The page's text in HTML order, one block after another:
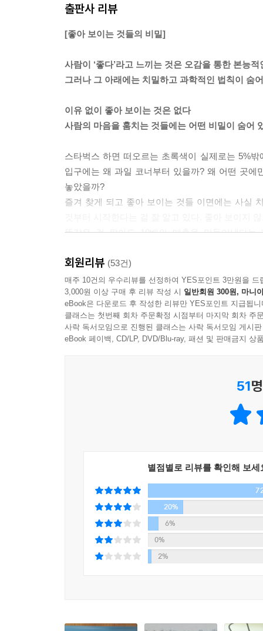
조명을 세심하게 준비했다. 조명 담당자가 직접
장했다.
76cm 효과는 이것으로 끝이 아니다. 조명이 낮아
기는 그곳에서 보낸 시간을 매우 행복하게 기억하
다시 가게를 찾게 해주는 가장 강력한 무기가 된다.
고객은 왼쪽을 많이 볼까, 오른쪽을 많이 볼까. 인
이미지나 선명하고 화려한 색상의 상품을 두고,
---「8장_물건을 갖고 싶게 만드는 16cm의 비밀」
눈에 비교하는 것이 가능해진다. 이런 과정을 통
---「8장_물건을 갖고 싶게 만드는 16cm의 비밀」
실제로 타인의 아픔과 불편함을 이해하는 것이 진
좌석이 그 대표적인 예다. 천장에만 있던 조명도
위에는 일어서서 책을 읽으라는 안내문 대신 “오
이처럼 자신만의 철학을 시각적으로 잘 나타내
해보아야 하는 매장으로 사람들 입에 오르내릴
출판사 리뷰
[좋아 보이는 것들의 비밀]
사람이 ‘좋다’라고 느끼는 것은 오감을 통한 본능
그러나 그 아래에는 치밀하고 과학적인 법칙이 숨
이유 없이 좋아 보이는 것은 없다
사람의 마음을 훔치는 것들에는 어떤 비밀이 숨어
스타벅스 하면 떠오르는 초록색이 실제로는 5%
입구에는 왜 과일 코너부터 있을까? 왜 어떤 곳
놓았을까?
즐겨 찾게 되고 좋아 보이는 것들 이면에는 사실
똑같은 걸 팔아도 10배의 매출을 만들어낸다는
유혹하라’라는 강의를 통해 구체적인 숫자까지
조회를 기록한 이 강의는 마침내 한 권의 책으로
겉으로 보이는 것에
브랜드와 기업의 철학까지 담아야 한다
배려가 선행되어야 하는 것이다. 고객이 감동할
철학이라면, 그것이 아무리 고객의 가치를 생
소개하는 9가지 법칙 역시 이처럼 브랜드의 철학
23년 동안 현장을 누빈 전문가가
색상, 빛, 커뮤니케이션을 통해 소개하는 9가지 비
《좋아 보이는 것들의 비밀》이 소개하고 있는
연구결과 등을 참고하고 있지만, 비밀의 핵심은
회원리뷰 (53건)
매주 10건의 우수리뷰를 선정하여 YES포인트 3만원을 드
3,000원 이상 구매 후 리뷰 작성 시 일반회원 300원, 마니
eBook은 다운로드 후 작성한 리뷰만 YES포인트 지급됩니
클래스는 첫번째 회차 주문확정 시점부터 마지막 회차 주
사락 독서모임으로 진행된 클래스는 사락 독서모임 게시
eBook 페이백, CD/LP, DVD/Blu-ray, 패션 및 판매금지 상
51
별점별로 리뷰를 확인해 보세
20%
6%
0%
2%